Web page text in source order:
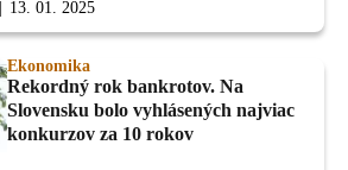
13. 01. 2025
Ekonomika
Rekordný rok bankrotov. Na
Slovensku bolo vyhlásených najviac
konkurzov za 10 rokov